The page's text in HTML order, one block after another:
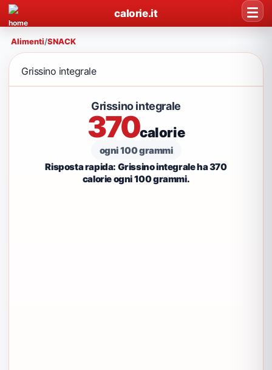
calorie.it
Alimenti/SNACK
Grissino integrale
Grissino integrale
370calorie
ogni 100 grammi
Risposta rapida: Grissino integrale ha 370
calorie ogni 100 grammi.